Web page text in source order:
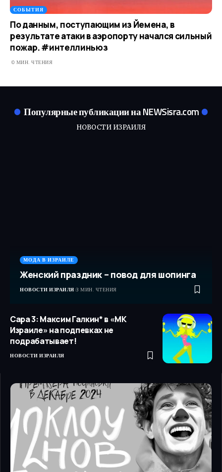
СОБЫТИЯ
По данным, поступающим из Йемена, в
результате атаки в аэропорту начался сильный
пожар. #интеллиньюз
0 МИН. ЧТЕНИЯ
Популярные публикации на NEWSisra.com
НОВОСТИ ИЗРАИЛЯ
МОДА В ИЗРАИЛЕ
Женский праздник – повод для шопинга
НОВОСТИ ИЗРАИЛЯ 3 МИН. ЧТЕНИЯ
Сара 3: Максим Галкин* в «МК
Израиле» на подпевках не
подрабатывает!
НОВОСТИ ИЗРАИЛЯ